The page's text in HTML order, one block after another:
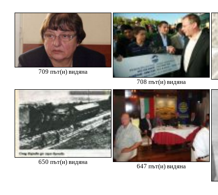
709 път(и) видяна
708 път(и) видяна
650 път(и) видяна
647 път(и) видяна